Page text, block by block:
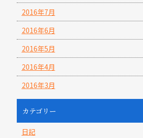
2016年7月
2016年6月
2016年5月
2016年4月
2016年3月
カテゴリー
日記